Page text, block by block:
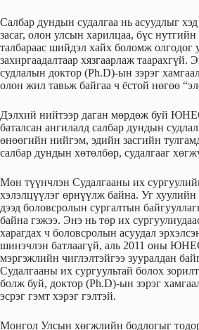
Салбар дундын судалгаа нь асуудлыг
засаг, олон улсын харилцаа, бүс
талбараас шийдэл хайх боломж олгодог
захиргаадалтаар хязгаарлаж
судлалын доктор (Ph.D)-ын зэрэг
олон жил тавьж байгаа ч ёстой нөгөө
Дэлхий нийтээр даган мөрдөж буй
баталсан ангилалд салбар дундын
өнөөгийн нийгэм, эдийн засгийн
салбар дундын хөтөлбөр, судалгааг
Мөн түүнчлэн Судалгааны их
хэлэлцүүлэг өрнүүлж байна. Уг
дээд боловсролын сургалтын
байна гэжээ. Энэ нь төр их
харагдах ч боловсролын асуудал
шинэчлэн батлаагүй, аль 2011 оны
мэргэжлийн чиглэлтэйгээ зууралдан
Судалгааны их сургуультай болох
болж буй, доктор (Ph.D)-ын зэрэг
эсрэг гэмт хэрэг гэлтэй.
Монгол Улсын хөгжлийн бодлогыг